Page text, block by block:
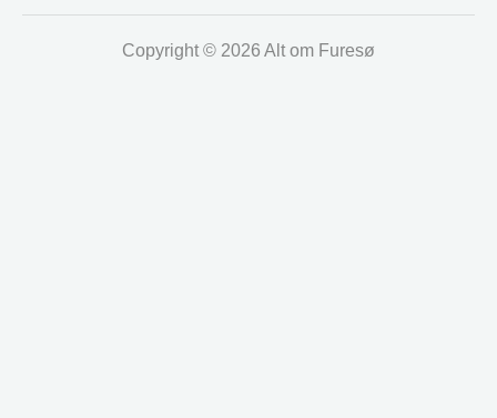
Copyright © 2026 Alt om Furesø